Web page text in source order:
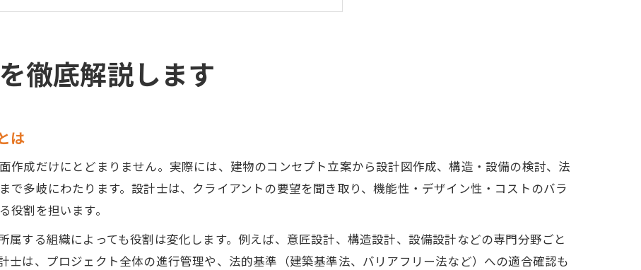
建築設計 仕事内容の具体例とスキル要件
やめとけと言われる建築設計の現実
建築設計 やめとけと言われる背景と理由
建築設計でよくある誤解と現場での本音
建築設計の離職理由やキャリアの分岐点
年収の差は資格取得で変わる理由
建築設計 資格による年収格差の実態とは
設計士の年収アップに資格取得が影響する理由
徹底解説します
は
作成だけにとどまりません。実際には、建物のコンセプト立案から設計図作成、構造・設備の検討、法
で多岐にわたります。設計士は、クライアントの要望を聞き取り、機能性・デザイン性・コストのバラ
役割を担います。
属する組織によっても役割は変化します。例えば、意匠設計、構造設計、設備設計などの専門分野ごと
士は、プロジェクト全体の進行管理や、法的基準（建築基準法、バリアフリー法など）への適合確認も